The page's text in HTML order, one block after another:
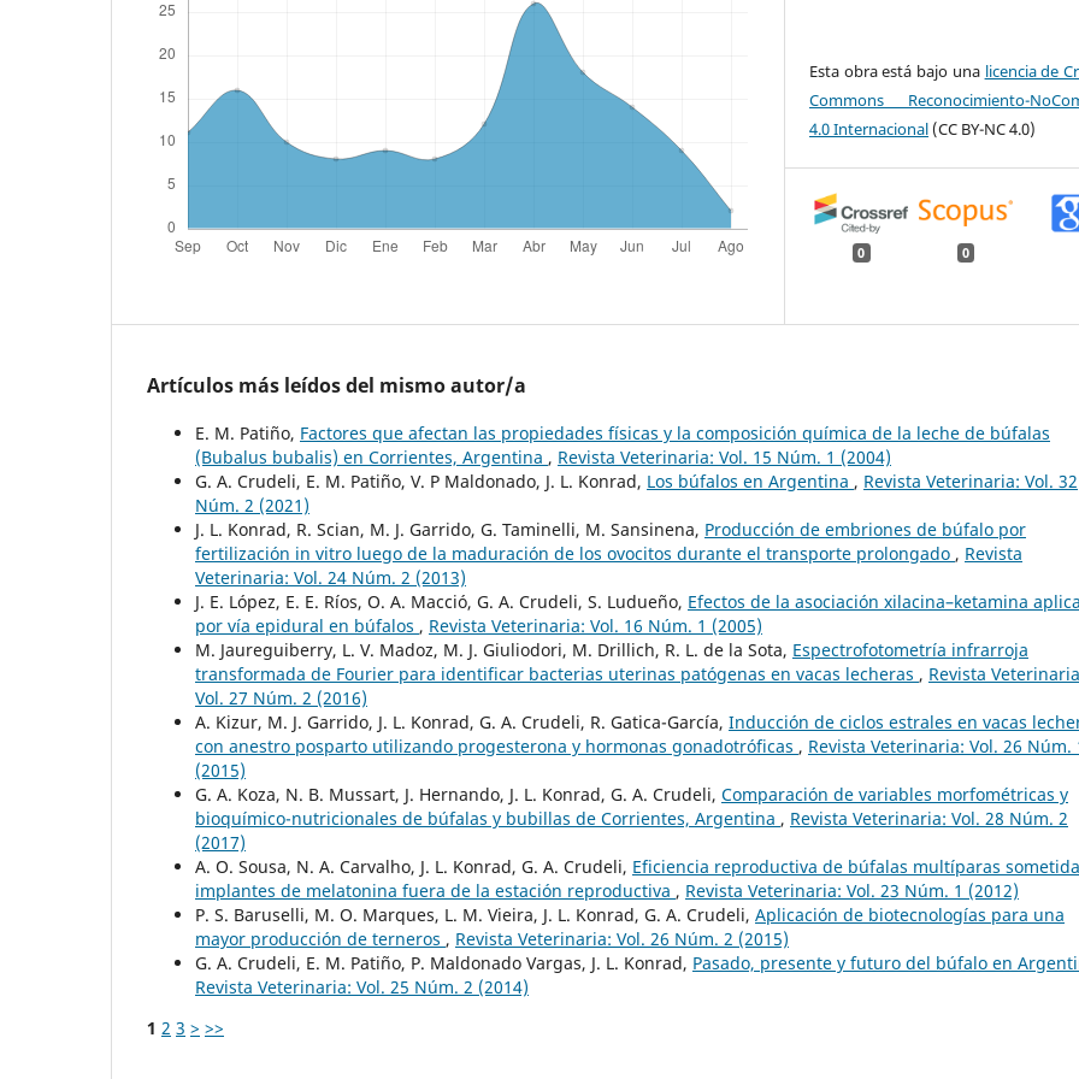
Esta obra está bajo una licencia de
Commons Reconocimiento-
4.0 Internacional (CC BY-NC 4.0)
0 0
Artículos más leídos del mismo autor/a
E. M. Patiño, Factores que afectan las propiedades físicas y la composición química de la leche de búfalas
(Bubalus bubalis) en Corrientes, Argentina , Revista Veterinaria: Vol. 15 Núm. 1 (2004)
G. A. Crudeli, E. M. Patiño, V. P Maldonado, J. L. Konrad, Los búfalos en Argentina , Revista Veterinaria: Vol. 32
Núm. 2 (2021)
J. L. Konrad, R. Scian, M. J. Garrido, G. Taminelli, M. Sansinena, Producción de embriones de búfalo por
fertilización in vitro luego de la maduración de los ovocitos durante el transporte prolongado , Revista
Veterinaria: Vol. 24 Núm. 2 (2013)
J. E. López, E. E. Ríos, O. A. Macció, G. A. Crudeli, S. Ludueño, Efectos de la asociación xilacina–ketamina
por vía epidural en búfalos , Revista Veterinaria: Vol. 16 Núm. 1 (2005)
M. Jaureguiberry, L. V. Madoz, M. J. Giuliodori, M. Drillich, R. L. de la Sota, Espectrofotometría infrarroja
transformada de Fourier para identificar bacterias uterinas patógenas en vacas lecheras , Revista
Vol. 27 Núm. 2 (2016)
A. Kizur, M. J. Garrido, J. L. Konrad, G. A. Crudeli, R. Gatica-García, Inducción de ciclos estrales en vacas
con anestro posparto utilizando progesterona y hormonas gonadotróficas , Revista Veterinaria: Vol. 26 Núm.
(2015)
G. A. Koza, N. B. Mussart, J. Hernando, J. L. Konrad, G. A. Crudeli, Comparación de variables morfométricas y
bioquímico-nutricionales de búfalas y bubillas de Corrientes, Argentina , Revista Veterinaria: Vol. 28 Núm. 2
(2017)
A. O. Sousa, N. A. Carvalho, J. L. Konrad, G. A. Crudeli, Eficiencia reproductiva de búfalas multíparas
implantes de melatonina fuera de la estación reproductiva , Revista Veterinaria: Vol. 23 Núm. 1 (2012)
P. S. Baruselli, M. O. Marques, L. M. Vieira, J. L. Konrad, G. A. Crudeli, Aplicación de biotecnologías para una
mayor producción de terneros , Revista Veterinaria: Vol. 26 Núm. 2 (2015)
G. A. Crudeli, E. M. Patiño, P. Maldonado Vargas, J. L. Konrad, Pasado, presente y futuro del búfalo en
Revista Veterinaria: Vol. 25 Núm. 2 (2014)
1 2 3 > >>